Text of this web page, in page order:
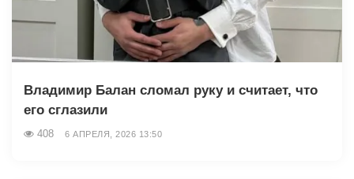
Владимир Балан сломал руку и считает, что
его сглазили
408 6 АПРЕЛЯ, 2026 13:50